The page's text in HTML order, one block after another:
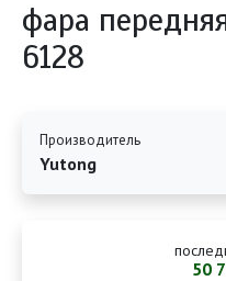
фара
6128
Производитель
Yutong
50